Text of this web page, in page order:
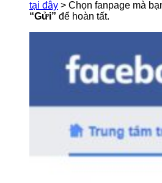
tại đây > Chọn fanpage mà
“Gửi” để hoàn tất.